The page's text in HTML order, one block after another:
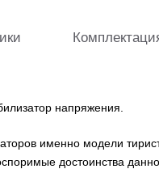
напряжения.
именно модели
достоинства